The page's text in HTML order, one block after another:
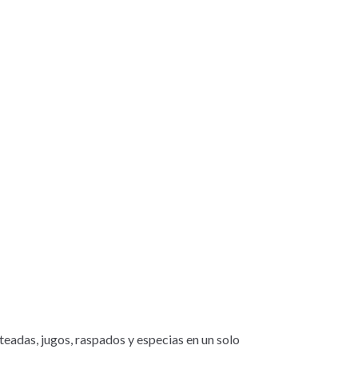
jugos, raspados y especias en un solo